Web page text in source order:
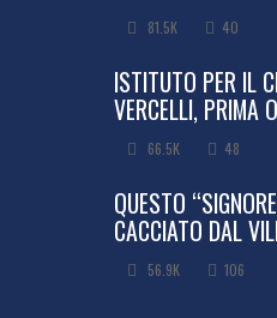
81.5K 40
ISTITUTO PER IL
VERCELLI, PRIMA
66.5K 48
QUESTO
CACCIATO DAL
56.9K 106